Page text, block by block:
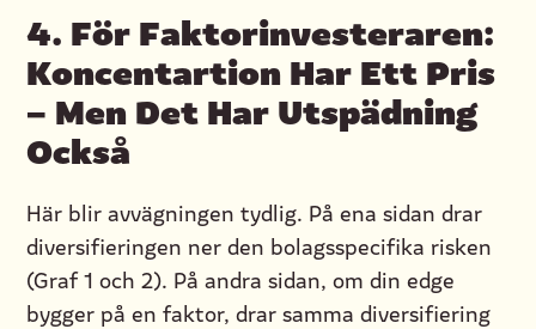
4. För Faktorinvesteraren:
Koncentartion Har Ett Pris
– Men Det Har Utspädning
Också
Här blir avvägningen tydlig. På ena sidan drar
diversifieringen ner den bolagsspecifika risken
(Graf 1 och 2). På andra sidan, om din edge
bygger på en faktor, drar samma diversifiering